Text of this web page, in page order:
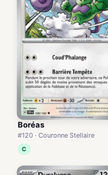
Boréas
#120 · Couronne Stellaire
C